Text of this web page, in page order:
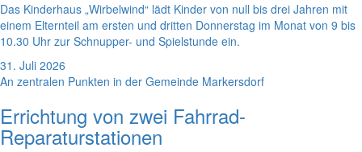
Das Kinderhaus „Wirbelwind“ lädt Kinder von null bis drei Jahren mit
einem Elternteil am ersten und dritten Donnerstag im Monat von 9 bis
10.30 Uhr zur Schnupper- und Spielstunde ein.
31. Juli 2026
An zentralen Punkten in der Gemeinde Markersdorf
Errichtung von zwei Fahrrad-
Reparaturstationen